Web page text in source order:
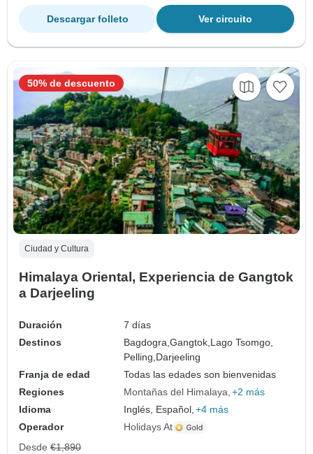
Ver circuito
Descargar folleto
Ciudad y Cultura
Himalaya Oriental, Experiencia de Gangtok
a Darjeeling
Duración
7 días
Destinos
Bagdogra,Gangtok, Lago Tsomgo,
Pelling, Darjeeling
Franja de edad
Todas las edades son bienvenidas
Regiones
Montañas del Himalaya +2 más
Idioma
Inglés, Español, +4 más
Operador
Holidays At
50% de descuento
Desde €1,890